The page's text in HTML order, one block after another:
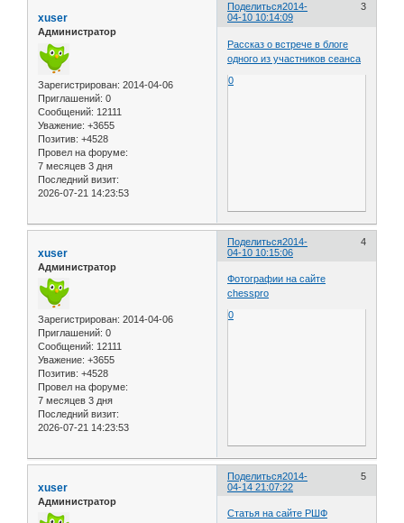
Поделиться 3
2014-
04-10 10:14:09
xuser
Администратор
Зарегистрирован: 2014-04-06
Приглашений: 0
Сообщений: 12111
Уважение: +3655
Позитив: +4528
Провел на форуме:
7 месяцев 3 дня
Последний визит:
2026-07-21 14:23:53
Рассказ о встрече в блоге
одного из участников сеанса
0
Поделиться 4
2014-
04-10 10:15:06
xuser
Администратор
Зарегистрирован: 2014-04-06
Приглашений: 0
Сообщений: 12111
Уважение: +3655
Позитив: +4528
Провел на форуме:
7 месяцев 3 дня
Последний визит:
2026-07-21 14:23:53
Фотографии на сайте
chesspro
0
Поделиться 5
2014-
04-14 21:07:22
xuser
Администратор
Статья на сайте РШФ